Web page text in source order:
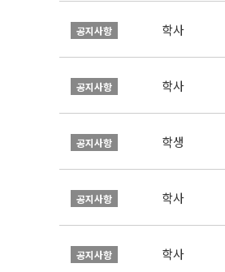
공지사항 학사
공지사항 학사
공지사항 학생
공지사항 학사
공지사항 학사